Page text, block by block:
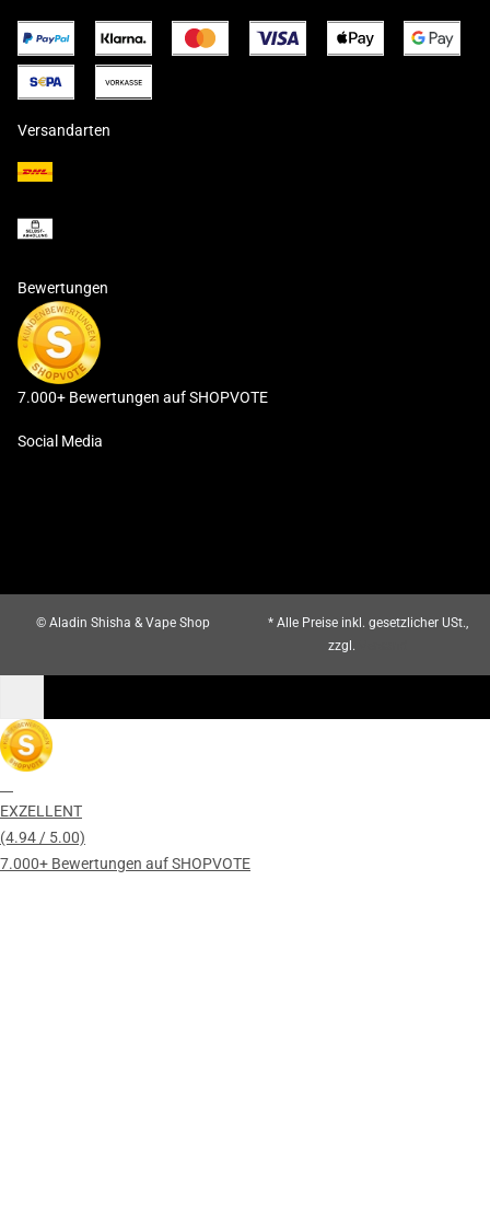
Versandarten
Bewertungen
7.000+ Bewertungen auf SHOPVOTE
Social Media
© Aladin Shisha & Vape Shop
* Alle Preise inkl. gesetzlicher USt.,
zzgl.
EXZELLENT
(4.94 / 5.00)
7.000+ Bewertungen auf SHOPVOTE